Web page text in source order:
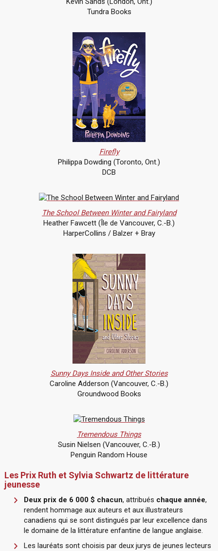
Tundra Books
Firefly
Philippa Dowding (Toronto, Ont.)
DCB
The School Between Winter and Fairyland
Heather Fawcett (Île de Vancouver, C.-B.)
HarperCollins / Balzer + Bray
Sunny Days Inside and Other Stories
Caroline Adderson (Vancouver, C.-B.)
Groundwood Books
Tremendous Things
Susin Nielsen (Vancouver, C.-B.)
Penguin Random House
Les Prix Ruth et Sylvia Schwartz de littérature
jeunesse
Deux prix de 6 000 $ chacun, attribués chaque année,
rendent hommage aux auteurs et aux illustrateurs
canadiens qui se sont distingués par leur excellence dans
le domaine de la littérature enfantine de langue anglaise.
Les lauréats sont choisis par deux jurys de jeunes lecteurs